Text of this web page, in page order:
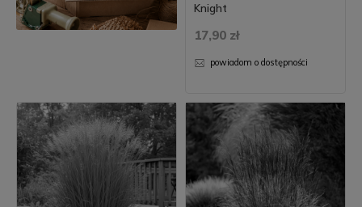
Knight
17,90 zł
powiadom o dostępności